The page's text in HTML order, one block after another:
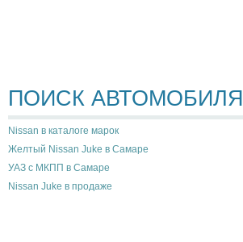
ПОИСК АВТОМОБИЛЯ
Nissan в каталоге марок
Желтый Nissan Juke в Самаре
УАЗ с МКПП в Самаре
Nissan Juke в продаже